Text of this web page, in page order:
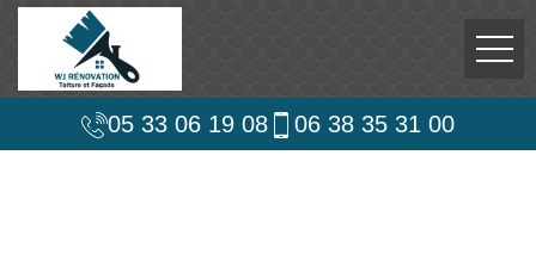
05 33 06 19 08 06 38 35 31 00